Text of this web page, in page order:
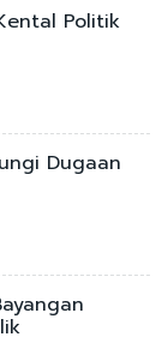
Politik
Dugaan